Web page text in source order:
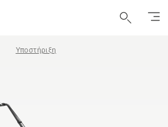
Υποστήριξη